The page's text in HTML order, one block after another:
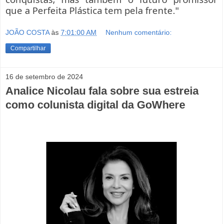
que a Perfeita Plástica tem pela frente."
JOÃO COSTAàs 7:01:00 AM Nenhum comentário:
Compartilhar
16 de setembro de 2024
Analice Nicolau fala sobre sua estreia
como colunista digital da GoWhere